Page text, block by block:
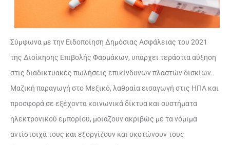
Σύμφωνα με την Ειδοποίηση Δημόσιας Ασφάλειας του 2021
της Διοίκησης Επιβολής Φαρμάκων, υπάρχει τεράστια αύξηση
στις διαδικτυακές πωλήσεις επικίνδυνων πλαστών δισκίων.
Μαζική παραγωγή στο Μεξικό, λαθραία εισαγωγή στις ΗΠΑ και
προσφορά σε εξέχοντα κοινωνικά δίκτυα και συστήματα
ηλεκτρονικού εμπορίου, μοιάζουν ακριβώς με τα νόμιμα
αντίστοιχά τους και εξοργίζουν και σκοτώνουν τους